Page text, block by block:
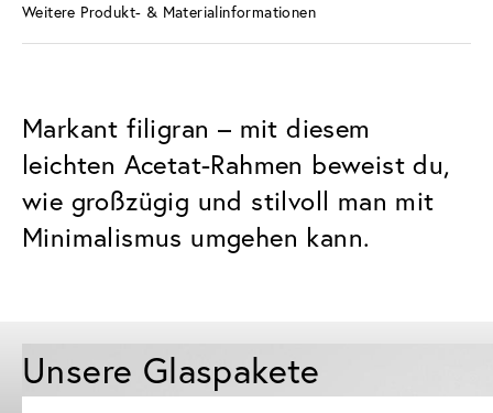
Weitere Produkt- & Materialinformationen
Markant filigran – mit diesem
leichten Acetat-Rahmen beweist du,
wie großzügig und stilvoll man mit
Minimalismus umgehen kann.
Unsere Glaspakete